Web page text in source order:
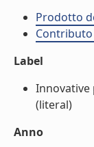
Prodotto
Label
Innovative
(literal)
Anno